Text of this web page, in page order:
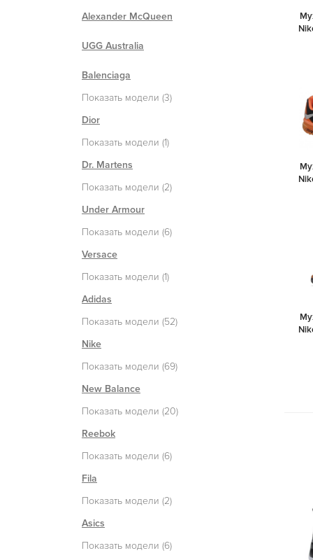
Alexander McQueen
UGG Australia
Balenciaga
Показать модели (3)
Dior
Показать модели (1)
Dr. Martens
Показать модели (2)
Under Armour
Показать модели (6)
Versace
Показать модели (1)
Adidas
Показать модели (52)
Nike
Показать модели (69)
New Balance
Показать модели (20)
Reebok
Показать модели (6)
Fila
Показать модели (2)
Asics
Показать модели (6)